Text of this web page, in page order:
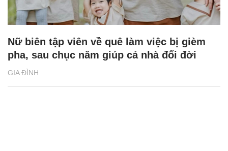
GIA ĐÌNH
Nữ biên tập viên về quê làm việc bị gièm
pha, sau chục năm giúp cả nhà đổi đời